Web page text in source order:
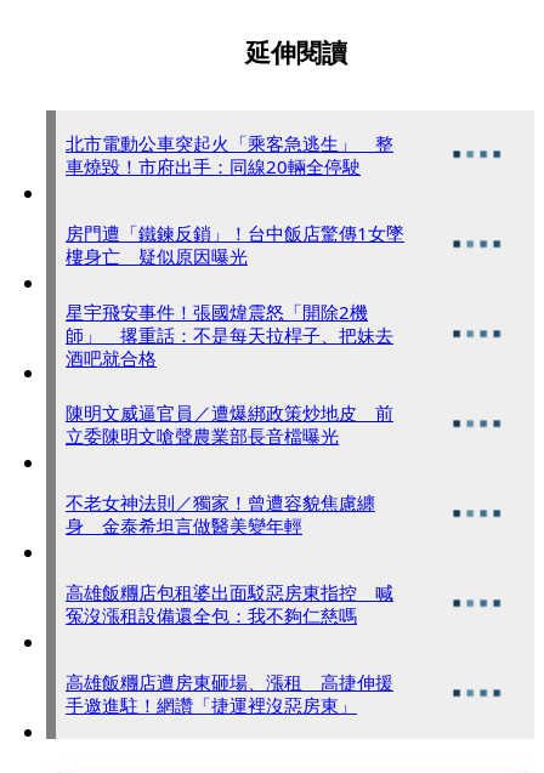
延伸閱讀
北市電動公車突起火「乘客急逃生」 整
車燒毀！市府出手：同線20輛全停駛
房門遭「鐵鍊反鎖」！台中飯店驚傳1女墜
樓身亡 疑似原因曝光
星宇飛安事件！張國煒震怒「開除2機
師」 撂重話：不是每天拉桿子、把妹去
酒吧就合格
陳明文威逼官員／遭爆綁政策炒地皮 前
立委陳明文嗆聲農業部長音檔曝光
不老女神法則／獨家！曾遭容貌焦慮纏
身 金泰希坦言做醫美變年輕
高雄飯糰店包租婆出面駁惡房東指控 喊
冤沒漲租設備還全包：我不夠仁慈嗎
高雄飯糰店遭房東砸場、漲租 高捷伸援
手邀進駐！網讚「捷運裡沒惡房東」